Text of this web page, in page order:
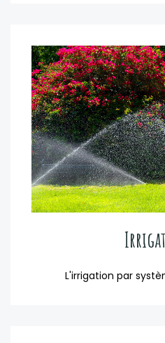
L'irrigation par